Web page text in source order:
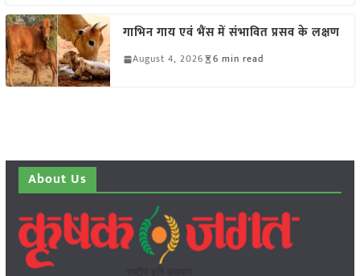
गाभिन गाय एवं भैंस में संभावित प्रसव के लक्षण
August 4, 2026 6 min read
About Us